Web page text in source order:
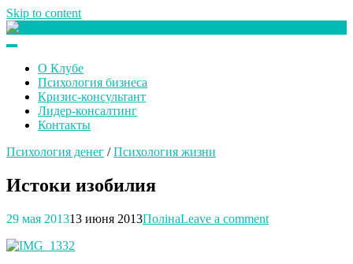
Skip to content
О Клубе
Психология бизнеса
Кризис-консультант
Лидер-консалтинг
Контакты
Психология денег /Психология жизни
Истоки изобилия
29 мая 201313 июня 2013ПолінаLeave a comment